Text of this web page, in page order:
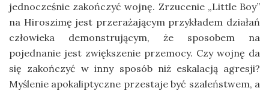
jednocześnie zakończyć wojnę. Zrzucenie „Little Boy”
na Hiroszimę jest przerażającym przykładem działań
człowieka demonstrującym, że sposobem na
pojednanie jest zwiększenie przemocy. Czy wojnę da
się zakończyć w inny sposób niż eskalacją agresji?
Myślenie apokaliptyczne przestaje być szaleństwem, a